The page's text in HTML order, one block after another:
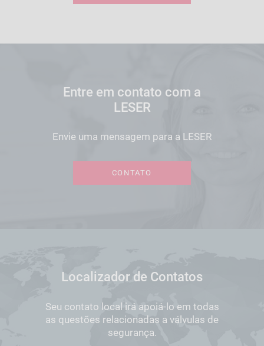
Entre em contato com a
LESER
Envie uma mensagem para a LESER
CONTATO
Localizador de Contatos
Seu contato local irá apoiá-lo em todas
as questões relacionadas a válvulas de
segurança.